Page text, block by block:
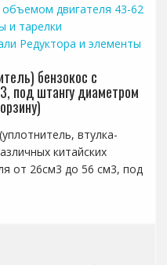
двигателя 43-62
и тарелки
Редуктора и элементы
бензокос с
под штангу диаметром
втулка-
китайских
от 26см3 до 56 см3, под